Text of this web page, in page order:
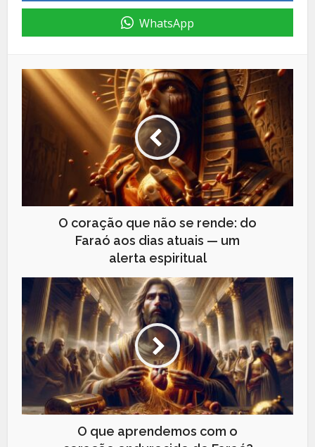
WhatsApp
O coração que não se rende: do
Faraó aos dias atuais — um
alerta espiritual
O que aprendemos com o